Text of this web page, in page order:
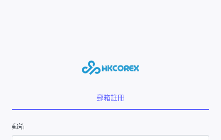
郵箱註冊
郵箱